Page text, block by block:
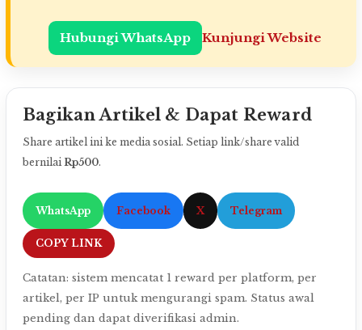
Hubungi WhatsApp Kunjungi Website
Bagikan Artikel & Dapat Reward
Share artikel ini ke media sosial. Setiap link/share valid
bernilai Rp500.
WhatsApp Facebook X Telegram
COPY LINK
Catatan: sistem mencatat 1 reward per platform, per
artikel, per IP untuk mengurangi spam. Status awal
pending dan dapat diverifikasi admin.